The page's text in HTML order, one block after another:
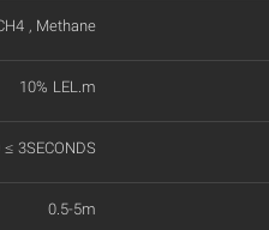
, Methane
10% LEL.m
3SECONDS
0.5-5m